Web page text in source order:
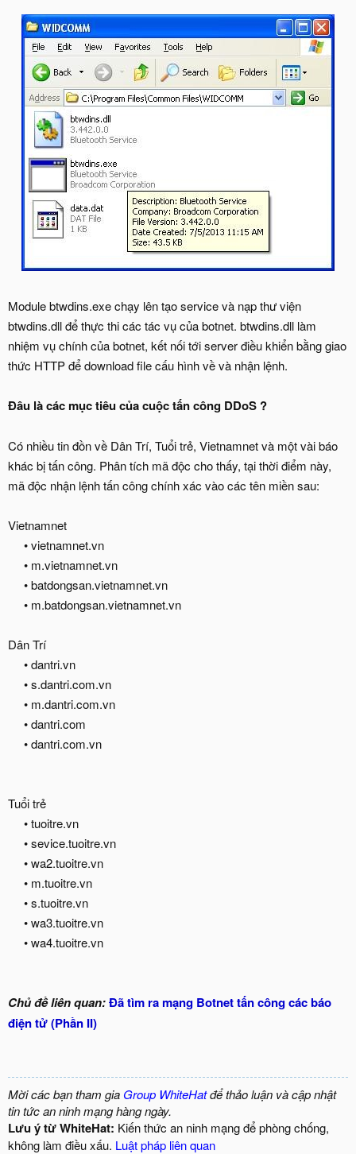
Module btwdins.exe chạy lên tạo service và nạp thư viện
btwdins.dll để thực thi các tác vụ của botnet. btwdins.dll làm
nhiệm vụ chính của botnet, kết nối tới server điều khiển bằng giao
thức HTTP để download file cấu hình về và nhận lệnh.
Đâu là các mục tiêu của cuộc tấn công DDoS ?
Có nhiều tin đồn về Dân Trí, Tuổi trẻ, Vietnamnet và một vài báo
khác bị tấn công. Phân tích mã độc cho thấy, tại thời điểm này,
mã độc nhận lệnh tấn công chính xác vào các tên miền sau:
Vietnamnet
• vietnamnet.vn
• m.vietnamnet.vn
• batdongsan.vietnamnet.vn
• m.batdongsan.vietnamnet.vn​
Dân Trí
• dantri.vn
• s.dantri.com.vn
• m.dantri.com.vn
• dantri.com
• dantri.com.vn
Tuổi trẻ
• tuoitre.vn
• sevice.tuoitre.vn
• wa2.tuoitre.vn
• m.tuoitre.vn
• s.tuoitre.vn
• wa3.tuoitre.vn
• wa4.tuoitre.vn
Chủ đề liên quan:Đã tìm ra mạng Botnet tấn công các báo
điện tử (Phần II)
Mời các bạn tham gia Group WhiteHatđể thảo luận và cập nhật
tin tức an ninh mạng hàng ngày.
Lưu ý từ WhiteHat: Kiến thức an ninh mạng để phòng chống,
không làm điều xấu. Luật pháp liên quan